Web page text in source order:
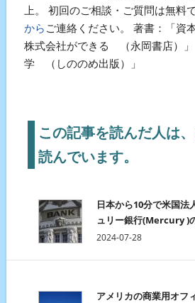
上。 初回のご相談・ご質問は無料
から ご連絡ください。 著書：「資
株式会社ができる （永岡書店）
学 （しののめ出版）」
この記事を読んだ人は
読んでいます。
日本から10分で米国法
ュリー銀行(Mercury )
2024-07-28
アメリカの商業用オフ